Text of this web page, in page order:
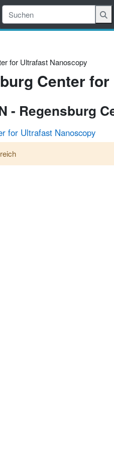
for Ultrafast Nanoscopy
Center
- Regensburg
for Ultrafast Nanoscopy